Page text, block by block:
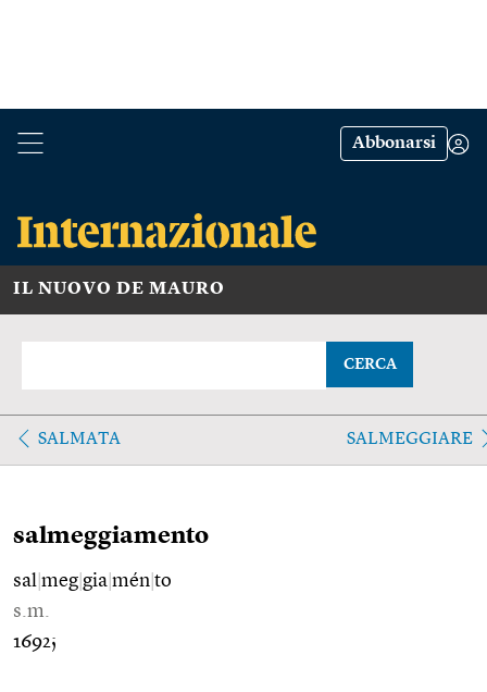
Abbonarsi
IL NUOVO DE MAURO
CERCA
SALMATA SALMEGGIARE
salmeggiamento
sal meg gia mén to
s.m.
1692;